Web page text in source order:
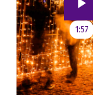
1:57